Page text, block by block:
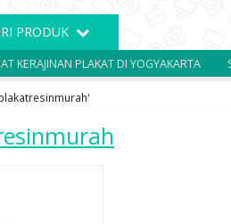
VANDEL
PRODUK
PLAKAT DI YOGYAKARTA